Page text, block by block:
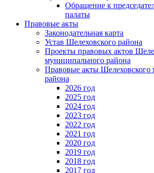
Обращение к
палаты
Правовые акты
Законодательная карта
Устав Шелеховского района
Проекты правовых актов
муниципального района
Правовые акты Шелеховского
района
2026 год
2025 год
2024 год
2023 год
2022 год
2021 год
2020 год
2019 год
2018 год
2017 год